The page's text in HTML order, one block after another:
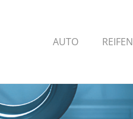
AUTO REIFEN